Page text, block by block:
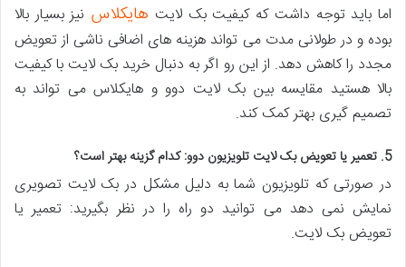
اما باید توجه داشت که کیفیت بک لایت هایکلاس نیز بسیار بالا
بوده و در طولانی مدت می تواند هزینه های اضافی ناشی از تعویض
مجدد را کاهش دهد. از این رو اگر به دنبال خرید بک لایت با کیفیت
بالا هستید مقایسه بین بک لایت دوو و هایکلاس می تواند به
تصمیم گیری بهتر کمک کند.
5. تعمیر یا تعویض بک لایت تلویزیون دوو: کدام گزینه بهتر است؟
در صورتی که تلویزیون شما به دلیل مشکل در بک لایت تصویری
نمایش نمی دهد می توانید دو راه را در نظر بگیرید: تعمیر یا
تعویض بک لایت.